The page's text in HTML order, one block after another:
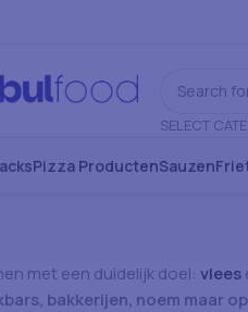
SELECT
Pizza ProductenSauzen
met een duidelijk doel: vlees
bakkerijen, noem maar